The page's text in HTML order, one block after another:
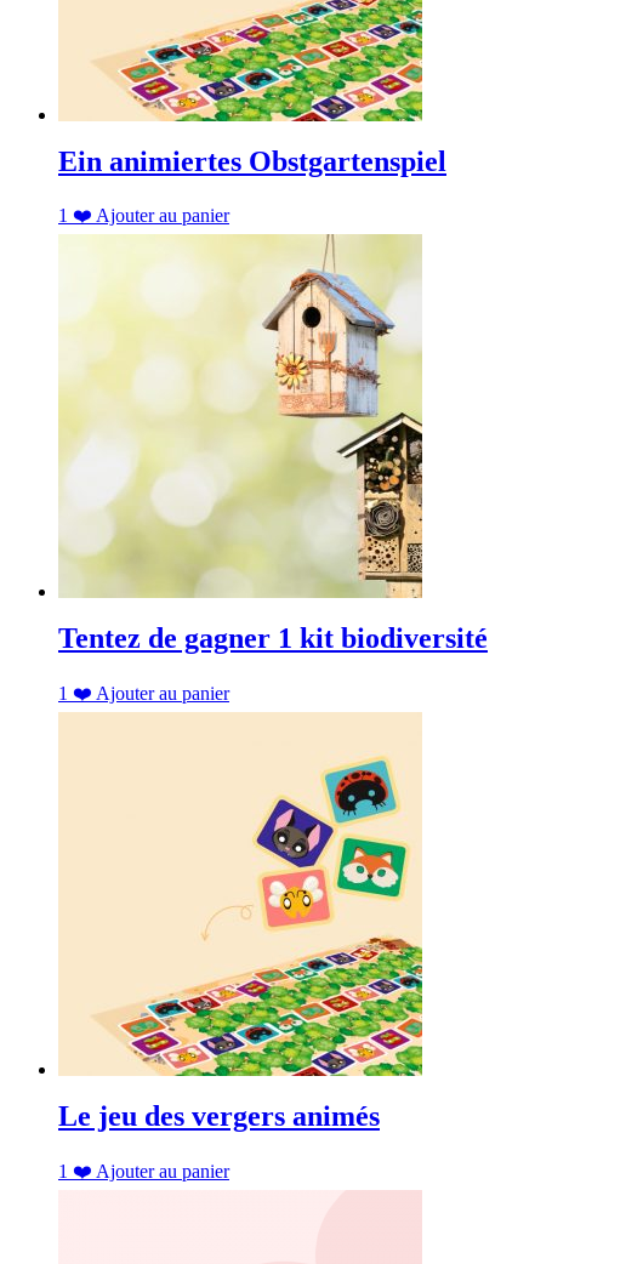
Ein animiertes Obstgartenspiel
1 ❤️ Ajouter au panier
Tentez de gagner 1 kit biodiversité
1 ❤️ Ajouter au panier
Le jeu des vergers animés
1 ❤️ Ajouter au panier